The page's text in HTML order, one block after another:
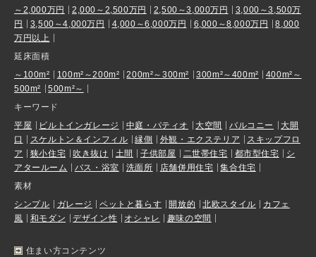
～2,000万円
2,000～2,500万円 2,500～3,000万円
3,000～3,500万
円
3,500～4,000万円 4,000～6,000万円 6,000～8,000万円
8,000
万円以上
延床面積
～100m²
100m²～200m² 200m²～300m² 300m²～400m²
400m²～
500m²
500m²～
キーワード
平屋
ビルトインガレージ 中庭・パティオ 大空間 バルコニー
大開
口
スケルトン＆インフィル 縁側 外観・エクステリア
スキップフロ
ア
狭小住宅 吹き抜け 土間 子供部屋 二世帯住宅 都市型住宅
シ
アタールーム
バス・浴室 洗面所 店舗併用住宅
集合住宅
素材
シンプル
ガレージ ペットと暮らす 開放的 北欧スタイル
カフェ
風
和モダン デザイン性 オシャレ 趣味の空間
住まい方コンテンツ